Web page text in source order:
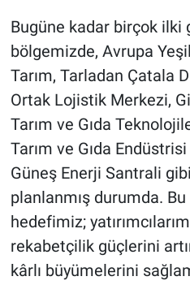
Bugüne kadar birçok
bölgemizde, Avrupa
Tarım, Tarladan Çatala
Ortak Lojistik Merkezi,
Tarım ve Gıda
Tarım ve Gıda
Güneş Enerji Santrali
planlanmış durumda.
hedefimiz;
rekabetçilik güçlerini
kârlı büyümelerini